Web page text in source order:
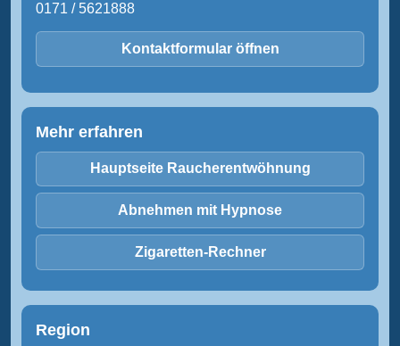
0171 / 5621888
Kontaktformular öffnen
Mehr erfahren
Hauptseite Raucherentwöhnung
Abnehmen mit Hypnose
Zigaretten-Rechner
Region